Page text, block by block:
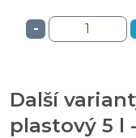
-
Další
plastový 5 l